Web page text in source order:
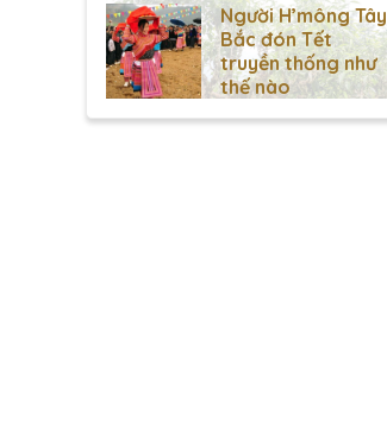
Người H’mông Tây
Bắc đón Tết
truyền thống như
thế nào